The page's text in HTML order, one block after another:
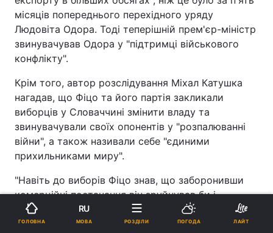
місяців попереднього перехідного уряду
Людовіта Одора. Тоді теперішній прем'єр-міністр
звинувачував Одора у "підтримці військового
конфлікту".
Крім того, автор розслідування Міхал Катушка
нагадав, що Фіцо та його партія закликали
виборців у Словаччині змінити владу та
звинувачували своїх опонентів у "розпалюванні
війни", а також називали себе "єдиними
прихильниками миру".
"Навіть до виборів Фіцо знав, що заборонивши
комерційні постачання він зруйнував би і
міжнародну репутацію словацької держави і
приватних виробників зброї", - додав Катушка.
ГОЛОВНА
RU
МОВА РОЗДІЛИ ПОГОДА ЛАЙТ